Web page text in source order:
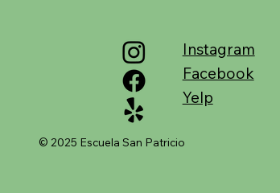
Instagram
Facebook
Yelp
© 2025 Escuela San Patricio